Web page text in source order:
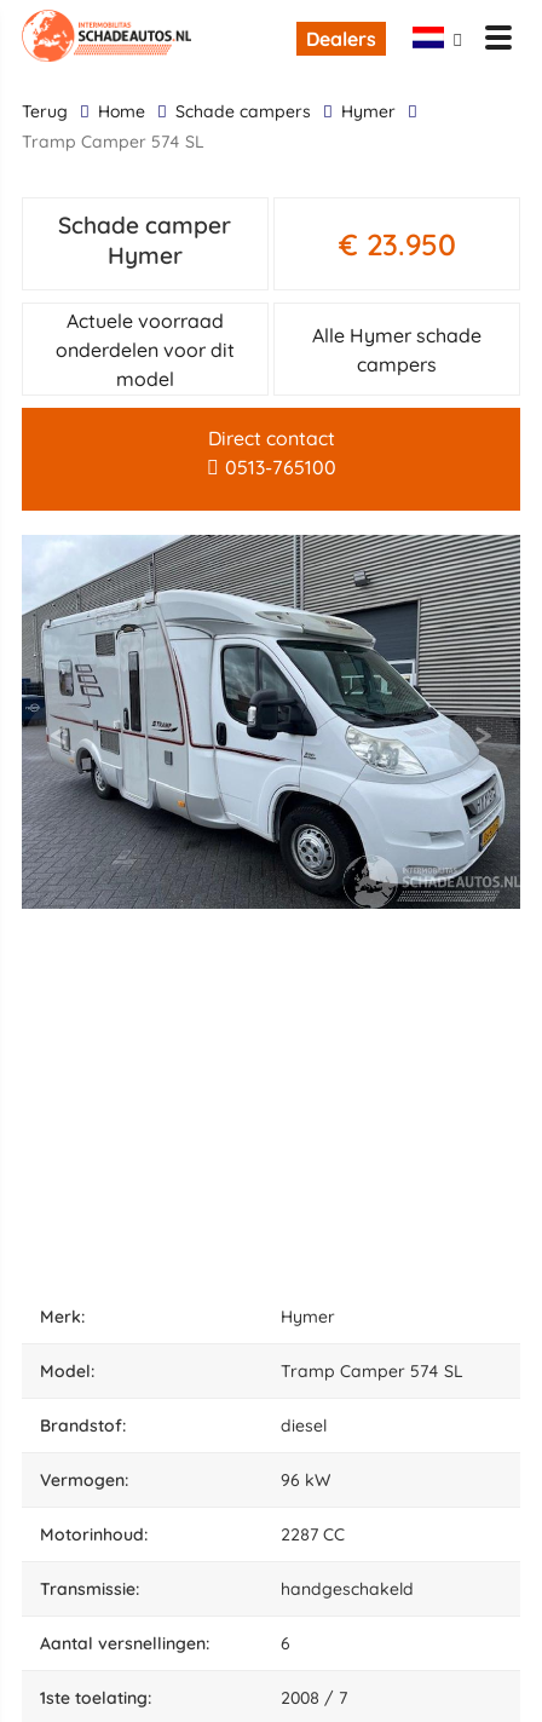
Dealers
terug Home Schade campers
Hymer
Tramp Camper 574 SL
Schade camper
Hymer
€ 23.950
Actuele voorraad
onderdelen voor dit
model
Alle Hymer schade
campers
Direct contact
0513-765100
merk: Hymer
model: Tramp Camper 574 SL
brandstof: diesel
vermogen: 96 kW
motorinhoud: 2287 CC
transmissie: handgeschakeld
aantal versnellingen: 6
1ste toelating: 2008 / 7